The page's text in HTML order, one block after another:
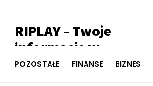
RIPLAY – Twoje
informacje w
jednym miejscu
POZOSTAŁE FINANSE BIZNES